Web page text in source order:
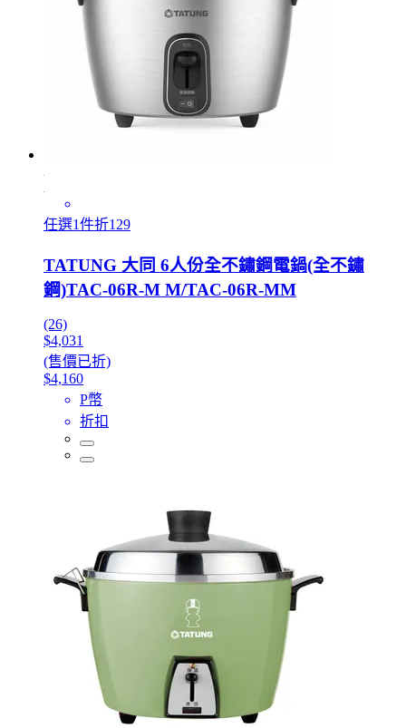
任選1件折129
TATUNG 大同 6人份全不鏽鋼電鍋(全不鏽
鋼)TAC-06R-M M/TAC-06R-MM
(26)
$4,031
(售價已折)
$4,160
P幣
折扣